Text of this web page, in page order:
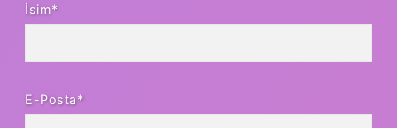
İsim*
E-Posta*